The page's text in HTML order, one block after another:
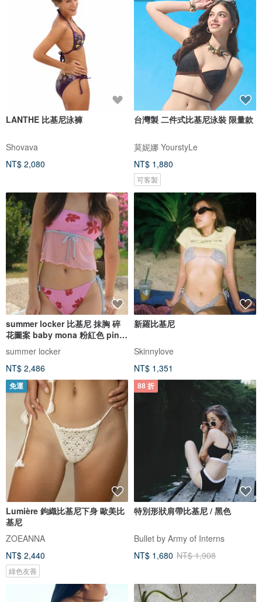
LANTHE 比基尼泳褲
Shovava
NT$ 2,080
台灣製 二件式比基尼泳裝 限量款
莫妮娜 YourstyLe
NT$ 1,880
可客製
summer locker 比基尼 抹胸 碎
花圖案 baby mona 粉紅色 pink
summer locker
NT$ 2,486
新羅比基尼
Skinnylove
NT$ 1,351
免運
Lumière 鉤織比基尼下身 歐美比
基尼
ZOEANNA
NT$ 2,440
綠色友善
88 折
特別形狀肩帶比基尼 / 黑色
Bullet by Army of Interns
NT$ 1,680 NT$ 1,908